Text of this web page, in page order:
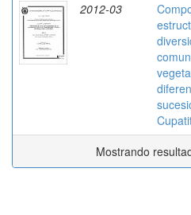
2012-03
Mostrando